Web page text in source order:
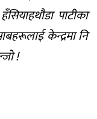
पाटीका
केन्द्रमा नि
!